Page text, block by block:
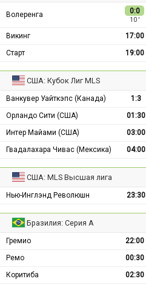
Волеренга 0:0
10 ′
Викинг 17:00
Старт
19:00
США: Кубок Лиг MLS
Ванкувер Уайткэпс (Канада) 1:3
Орландо Сити (США)
01:30
Интер Майами (США)
03:00
Гвадалахара Чивас (Мексика)
04:00
США: MLS Высшая лига
Нью-Инглэнд Революшн 23:30
Бразилия: Серия А
Гремио 22:00
Ремо
00:30
Коритиба
02:30